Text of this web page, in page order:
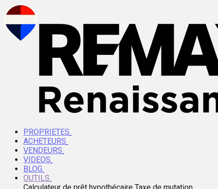
PROPRIETES
ACHETEURS
VENDEURS
VIDEOS
BLOG
OUTILS